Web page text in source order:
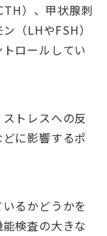
）、甲状腺刺
（LHやFSH）
ロールしてい
トレスへの反
に影響するポ
るかどうかを
検査の大きな